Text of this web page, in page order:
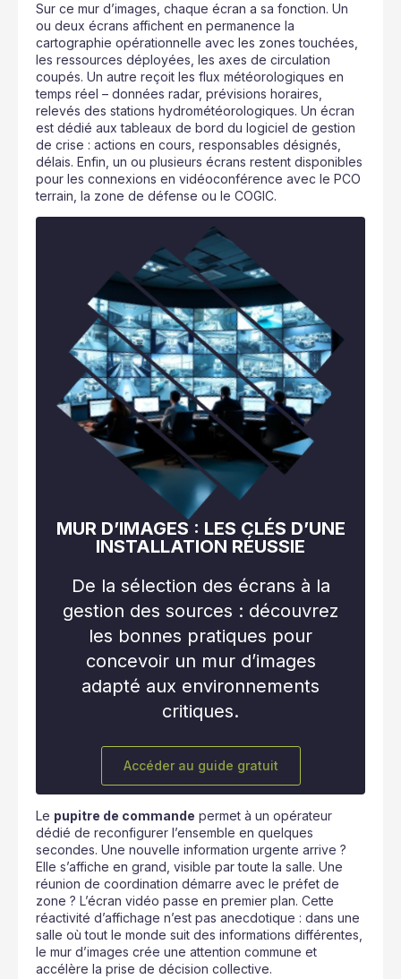
Sur ce mur d’images, chaque écran a sa fonction. Un
ou deux écrans affichent en permanence la
cartographie opérationnelle avec les zones touchées,
les ressources déployées, les axes de circulation
coupés. Un autre reçoit les flux météorologiques en
temps réel – données radar, prévisions horaires,
relevés des stations hydrométéorologiques. Un écran
est dédié aux tableaux de bord du logiciel de gestion
de crise : actions en cours, responsables désignés,
délais. Enfin, un ou plusieurs écrans restent disponibles
pour les connexions en vidéoconférence avec le PCO
terrain, la zone de défense ou le COGIC.
MUR D’IMAGES : LES CLÉS D’UNE
INSTALLATION RÉUSSIE
De la sélection des écrans à la
gestion des sources : découvrez
les bonnes pratiques pour
concevoir un mur d’images
adapté aux environnements
critiques.
Accéder au guide gratuit
Le pupitre de commande permet à un opérateur
dédié de reconfigurer l’ensemble en quelques
secondes. Une nouvelle information urgente arrive ?
Elle s’affiche en grand, visible par toute la salle. Une
réunion de coordination démarre avec le préfet de
zone ? L’écran vidéo passe en premier plan. Cette
réactivité d’affichage n’est pas anecdotique : dans une
salle où tout le monde suit des informations différentes,
le mur d’images crée une attention commune et
accélère la prise de décision collective.